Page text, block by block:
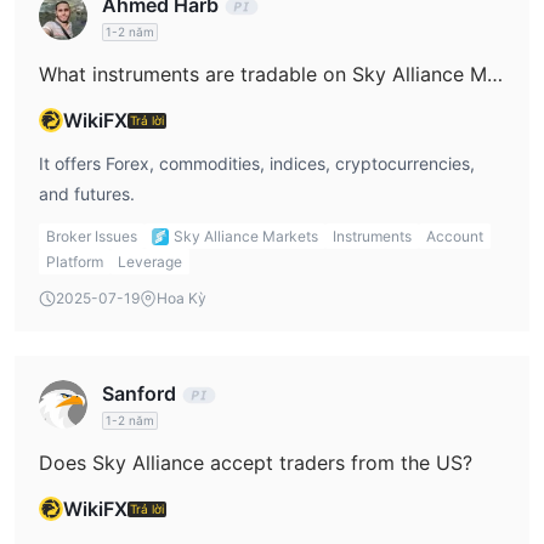
có thể tận hưởng các điều kiện giao dịch tương tự như các tài
khoản Tiêu chuẩn và ECN trong khi tuân thủ niềm tin tôn giáo
của mình.
Kích thước lô tối thiểu cho tất cả các loại tài khoản là
0.01 lô
với đơn vị tiền tệ cơ sở, Sky Alliance Markets hỗ trợ nhiều lựa
chọn, bao gồm
phép nhà giao dịch chọn đơn vị tiền tệ cơ sở phù hợp với sở
thích và yêu cầu giao dịch của họ.
Hơn nữa, Sky Alliance Markets cung cấp
demo mô phỏng điều kiện thị trường thực tế và cung cấp môi
trường không rủi ro cho các nhà giao dịch tích lũy kinh nghiệm
Đòn bẩy
Sky Alliance Markets cung cấp các mức đòn bẩy khác nhau
Ahmed Harb
1-2 năm
What instruments are tradable on Sky Alliance Markets?
WikiFXTrả lời
It offers Forex, commodities, indices, cryptocurrencies,
and futures.
Broker Issues Sky Alliance Markets Instruments
Account
Platform
Leverage
2025-07-19
Hoa Kỳ
Sanford
1-2 năm
Does Sky Alliance accept traders from the US?
WikiFXTrả lời